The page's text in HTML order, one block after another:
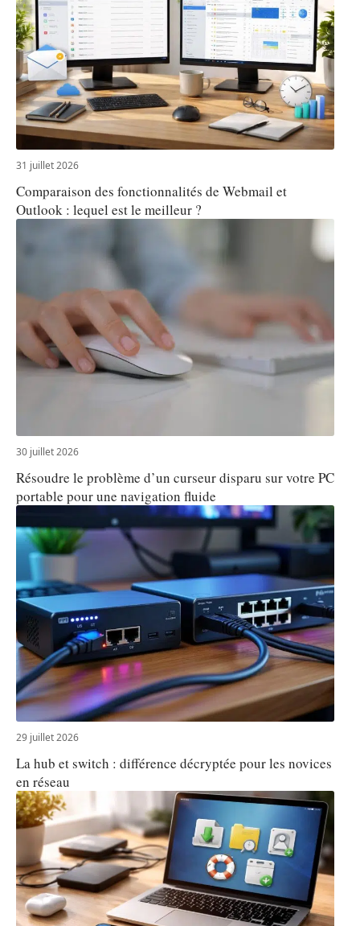
31 juillet 2026
Comparaison des fonctionnalités de Webmail et
Outlook : lequel est le meilleur ?
30 juillet 2026
Résoudre le problème d’un curseur disparu sur votre PC
portable pour une navigation fluide
29 juillet 2026
La hub et switch : différence décryptée pour les novices
en réseau